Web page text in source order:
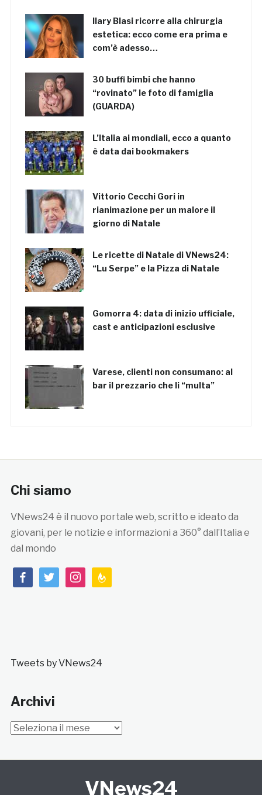
Ilary Blasi ricorre alla chirurgia
estetica: ecco come era prima e
com’è adesso…
30 buffi bimbi che hanno
“rovinato” le foto di famiglia
(GUARDA)
L’Italia ai mondiali, ecco a quanto
è data dai bookmakers
Vittorio Cecchi Gori in
rianimazione per un malore il
giorno di Natale
Le ricette di Natale di VNews24:
“Lu Serpe” e la Pizza di Natale
Gomorra 4: data di inizio ufficiale,
cast e anticipazioni esclusive
Varese, clienti non consumano: al
bar il prezzario che li “multa”
Chi siamo
VNews24 è il nuovo portale web, scritto e ideato da
giovani, per le notizie e informazioni a 360° dall’Italia e
dal mondo
facebooktwitterinstagramfeedburner
Tweets by VNews24
Archivi
Archivi
VNews24